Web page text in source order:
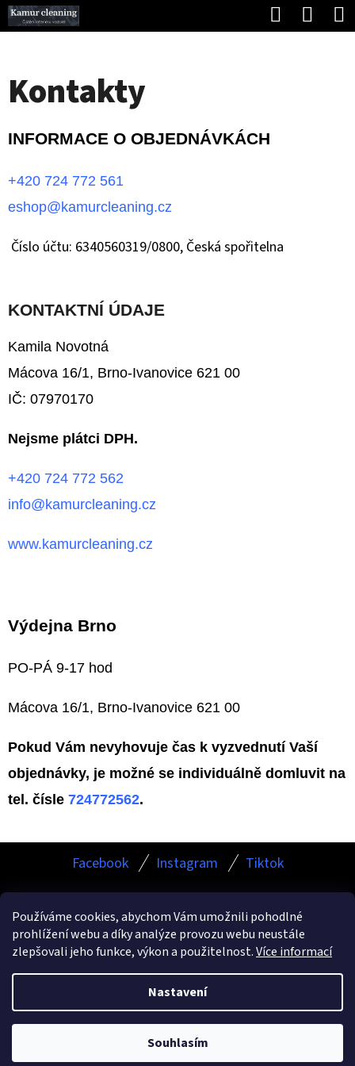
Používáme cookies, abychom Vám umožnili pohodlné
prohlížení webu a díky analýze provozu webu neustále
zlepšovali jeho funkce, výkon a použitelnost.Více informací
Nastavení
Souhlasím
Přejít
na
Hledat
Kontakty
INFORMACE O OBJEDNÁVKÁCH
+420 724 772 561
eshop@kamurcleaning.cz
Číslo účtu: 6340560319/0800, Česká spořitelna
KONTAKTNÍ ÚDAJE
Kamila Novotná
Mácova 16/1, Brno-Ivanovice 621 00
IČ: 07970170
Nejsme plátci DPH.
+420 724 772 562
info@kamurcleaning.cz
www.kamurcleaning.cz
Výdejna Brno
PO-PÁ 9-17 hod
Mácova 16/1, Brno-Ivanovice 621 00
Pokud Vám nevyhovuje čas k vyzvednutí Vaší
objednávky, je možné se individuálně domluvit na
tel. čísle 724772562.
K
O Zpět
Zpět
C
O
P
O
T
Ř
E
U
J
E
T
E
N
A
J
Í
T
D
O
P
O
U
U
J
E
M
E
AUTO
FOAM
P
Facebook Instagram Tiktok
FacebookInstagramTikTok
Vytvořil Shoptet
Copyright 2026ESHOP.KAMURCLEANING.CZ. Všechna